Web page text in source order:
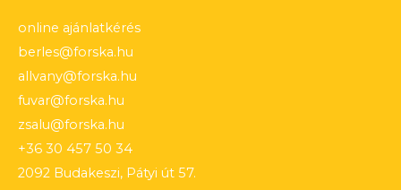
online ajánlatkérés
berles@forska.hu
allvany@forska.hu
fuvar@forska.hu
zsalu@forska.hu
+36 30 457 50 34
2092 Budakeszi, Pátyi út 57.